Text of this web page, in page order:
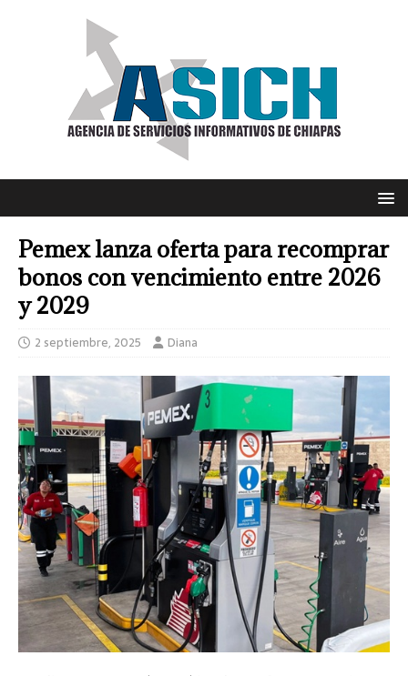
Pemex lanza oferta para recomprar
bonos con vencimiento entre 2026
y 2029
2 septiembre, 2025 Diana